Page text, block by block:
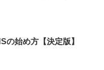
の始め方【決定版】